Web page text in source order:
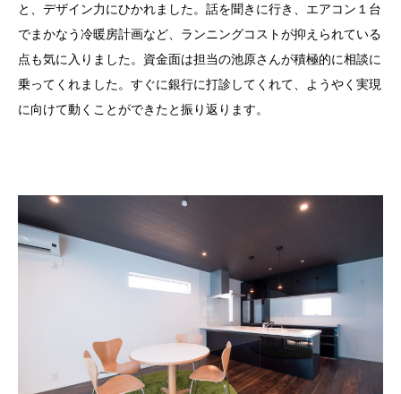
と、デザイン力にひかれました。話を聞きに行き、エアコン１台
でまかなう冷暖房計画など、ランニングコストが抑えられている
点も気に入りました。資金面は担当の池原さんが積極的に相談に
乗ってくれました。すぐに銀行に打診してくれて、ようやく実現
に向けて動くことができたと振り返ります。